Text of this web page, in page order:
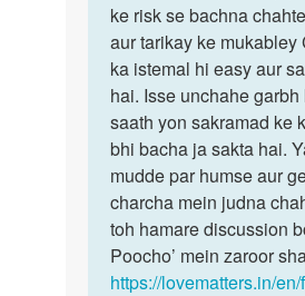
ke risk se bachna
aur tarikay ke mukabley
ka istemal hi easy aur
hai. Isse unchahe garbh
saath yon sakramad ke
bhi bacha ja sakta hai.
mudde par humse aur
charcha mein judna
toh hamare discussion
Poocho’ mein zaroor
https://lovematters.in/